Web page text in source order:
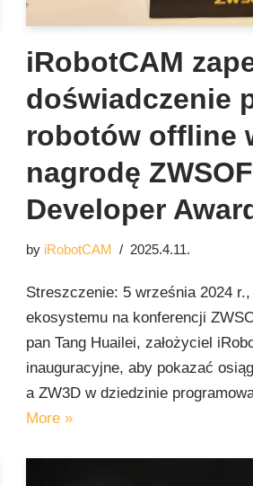
iRobotCAM
doświadczenie
robotów offline
nagrodę
Developer
by iRobotCAM 2025.4.11.
Streszczenie: 5 września 2024
ekosystemu na konferencji
pan Tang Huailei, założyciel
inauguracyjne, aby pokazać
a ZW3D w dziedzinie
More »